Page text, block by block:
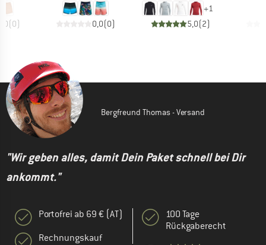
(0) 0,0(0)
+1
5,0(2)
Bergfreund Thomas - Versand
"Wir geben alles, damit Dein Paket schnell bei Dir
ankommt."
Portofrei ab 69 € (AT)
Rechnungskauf
100 Tage
Rückgaberecht